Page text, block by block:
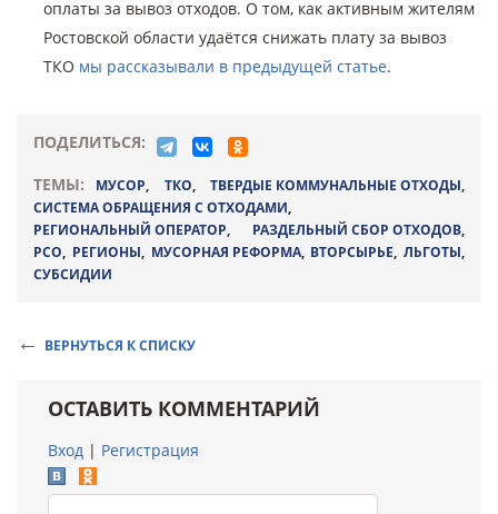
оплаты за вывоз отходов. О том, как активным жителям
Ростовской области удаётся снижать плату за вывоз
ТКО мы рассказывали в предыдущей статье.
ПОДЕЛИТЬСЯ:
ТЕМЫ:
МУСОР, ТКО, ТВЕРДЫЕ КОММУНАЛЬНЫЕ ОТХОДЫ,
СИСТЕМА ОБРАЩЕНИЯ С ОТХОДАМИ,
РЕГИОНАЛЬНЫЙ ОПЕРАТОР, РАЗДЕЛЬНЫЙ СБОР ОТХОДОВ,
РСО, РЕГИОНЫ, МУСОРНАЯ РЕФОРМА, ВТОРСЫРЬЕ, ЛЬГОТЫ,
СУБСИДИИ
ВЕРНУТЬСЯ К СПИСКУ
ОСТАВИТЬ КОММЕНТАРИЙ
Вход | Регистрация